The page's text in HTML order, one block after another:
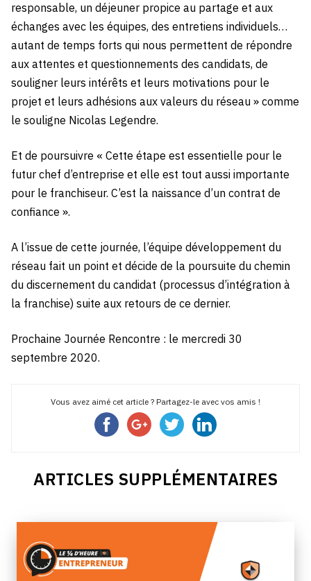
responsable, un déjeuner propice au partage et aux
échanges avec les équipes, des entretiens individuels…
autant de temps forts qui nous permettent de répondre
aux attentes et questionnements des candidats, de
souligner leurs intérêts et leurs motivations pour le
projet et leurs adhésions aux valeurs du réseau » comme
le souligne Nicolas Legendre.
Et de poursuivre « Cette étape est essentielle pour le
futur chef d’entreprise et elle est tout aussi importante
pour le franchiseur. C’est la naissance d’un contrat de
confiance ».
A l’issue de cette journée, l’équipe développement du
réseau fait un point et décide de la poursuite du chemin
du discernement du candidat (processus d’intégration à
la franchise) suite aux retours de ce dernier.
Prochaine Journée Rencontre : le mercredi 30
septembre 2020.
Vous avez aimé cet article ? Partagez-le avec vos amis !
ARTICLES SUPPLÉMENTAIRES